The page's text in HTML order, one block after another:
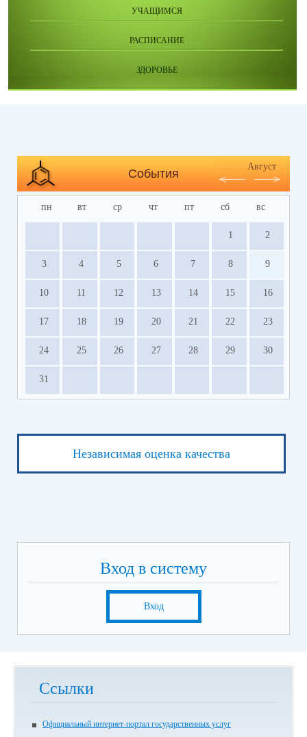
УЧАЩИМСЯ
РАСПИСАНИЕ
ЗДОРОВЬЕ
События
Август
пн вт ср чт пт сб вс
1 2
3 4 5 6 7 8 9
10 11 12 13 14 15 16
17 18 19 20 21 22 23
24 25 26 27 28 29 30
31
Независимая оценка качества
Вход в систему
Вход
Ссылки
Официальный интернет-портал государственных услуг